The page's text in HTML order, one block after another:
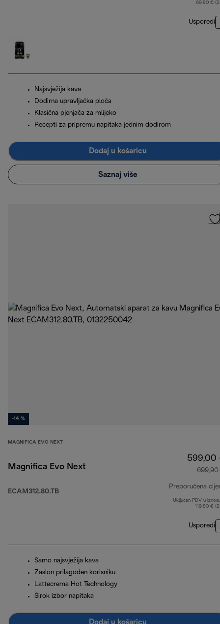
69,80 €
Usporedi
Najsvježija kava
Dodirna upravljačka ploča
Klasična pjenjača za mlijeko
Recepti za pripremu napitaka jednim dodirom
Dodaj u košaricu
Saznaj više
-14 %
MAGNIFICA EVO NEXT
Magnifica Evo Next
ECAM312.80.TB
599,00
Preporučena
Uključen PDV u
119,80 €
Usporedi
Samo najsvježija kava
Zaslon prilagođen korisniku
Lattecrema Hot Technology
Širok izbor napitaka
Dodaj u košaricu